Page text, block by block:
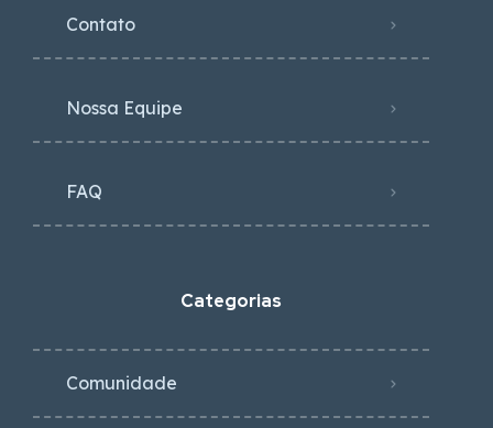
Contato
Nossa Equipe
FAQ
Categorias
Comunidade